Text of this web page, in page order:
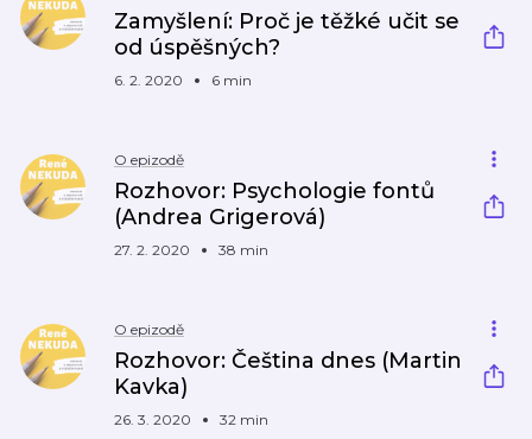
Zamyšlení: Proč je těžké učit se
od úspěšných?
6. 2. 2020 6 min
O epizodě
Rozhovor: Psychologie fontů
(Andrea Grigerová)
27. 2. 2020 38 min
O epizodě
Rozhovor: Čeština dnes (Martin
Kavka)
26. 3. 2020 32 min